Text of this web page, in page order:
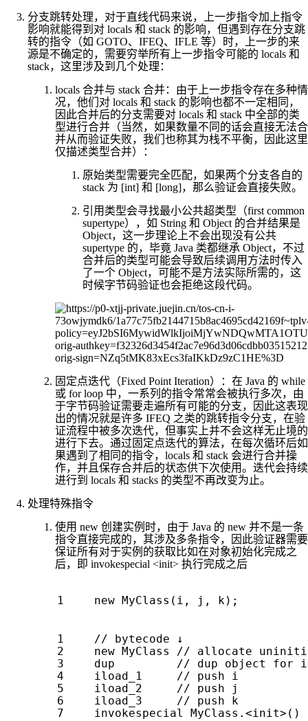
分支跳转处理，对于直线代码来说，上一步指令加上指令
影响就能得到对 locals 和 stack 的影响，但遇到存在分支跳
转的指令（如 GOTO、IFEQ、IFLE 等）时，上一步的来
源是不确定的，需要穷举所有上一步指令可能的 locals 和
stack，这里涉及到几个处理：
locals 合并与 stack 合并：由于上一步指令存在多种情
况，他们对 locals 和 stack 的影响也都不一定相同，
因此合并后的分支需要对 locals 和 stack 中全部的类
型进行合并（当然，如果数量不同的话会直接无法合
并从而验证失败，我们也称其为栈不平衡，因此这里
仅描述类型合并）：
原始类型需要完全匹配，如果两个分支各自的
stack 为 [int] 和 [long]，那么验证会直接失败。
引用类型会寻找最小公共超类型（first common
supertype），如 String 和 Object 的合并结果是
Object，这一步理论上不会出现没有公共
supertype 的，毕竟 Java 类都继承 Object，不过
合并后的类型可能会导致后续调用方法时传入
了一个 Object，可能不是方法实际所需的，这
时候字节码验证也会拒绝这段代码。
固定点迭代（Fixed Point Iteration）：在 Java 的 while
或 for loop 中，一系列的指令常常会被执行多次，由
于字节码验证需要走遍所有可能的分支，因此这表现
出的情况就是许多 IFEQ 之类的跳转指令分支，在验
证流程中被多次迭代，但事实上并不会这样无止境的
进行下去。通过固定点迭代的算法，在每次循环后如
果遇到了相同的指令，locals 和 stack 会进行合并操
作，并且保存合并后的状态供下次使用。迭代会持续
进行到 locals 和 stacks 的类型不再改变为止。
处理特殊指令
使用 new 创建实例时，由于 Java 的 new 并不是一条
指令直接完成的，其涉及多条指令，因此验证器需要
保证所有对于实例的获取比如在对象初始化完成之
后，即 invokespecial <init> 执行完成之后
new MyClass ( i , j , k );